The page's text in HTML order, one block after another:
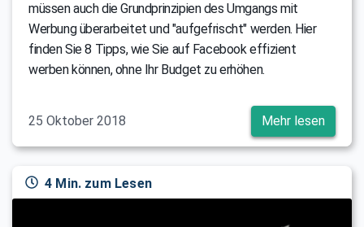
müssen auch die Grundprinzipien des Umgangs mit
Werbung überarbeitet und "aufgefrischt" werden. Hier
finden Sie 8 Tipps, wie Sie auf Facebook effizient
werben können, ohne Ihr Budget zu erhöhen.
25 Oktober 2018 Mehr lesen
4 Min. zum Lesen